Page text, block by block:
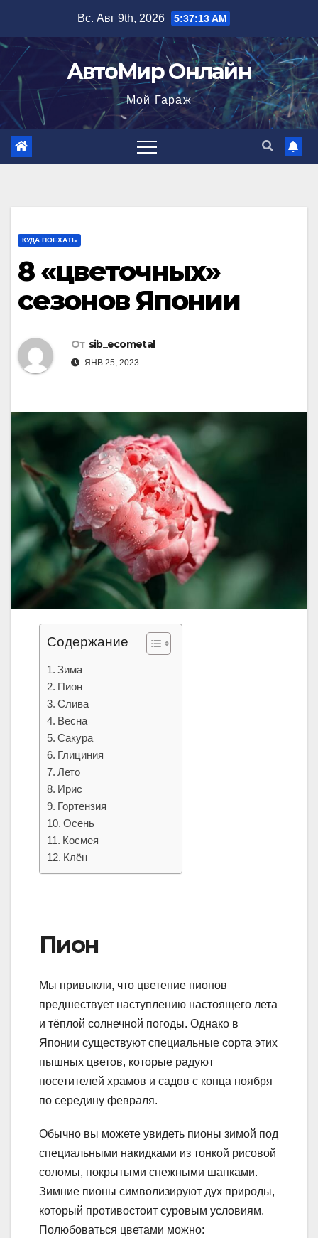
содержимому
Вс. Авг 9th, 2026 5:37:14 AM
АвтоМир Онлайн
Мой Гараж
КУДА ПОЕХАТЬ
8 «цветочных»
сезонов Японии
От sib_ecometal
ЯНВ 25, 2023
Содержание
Зима
Пион
Слива
Весна
Сакура
Глициния
Лето
Ирис
Гортензия
Осень
Космея
Клён
Пион
Мы привыкли, что цветение пионов
предшествует наступлению настоящего лета
и тёплой солнечной погоды. Однако в
Японии существуют специальные сорта этих
пышных цветов, которые радуют
посетителей храмов и садов с конца ноября
по середину февраля.
Обычно вы можете увидеть пионы зимой под
специальными накидками из тонкой рисовой
соломы, покрытыми снежными шапками.
Зимние пионы символизируют дух природы,
который противостоит суровым условиям.
Полюбоваться цветами можно: